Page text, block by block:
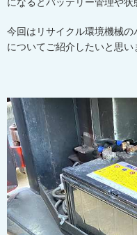
今回はリサイクル環境機械
についてご紹介したいと思い